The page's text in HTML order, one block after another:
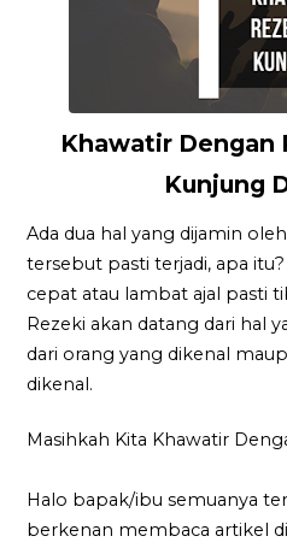
Khawatir Dengan
Kunjung
Ada dua hal yang dijamin
tersebut pasti terjadi, apa itu?
cepat atau lambat ajal pasti
Rezeki akan datang dari hal
dari orang yang dikenal
dikenal.
Masihkah Kita Khawatir
Halo bapak/ibu semuanya
berkenan membaca artikel